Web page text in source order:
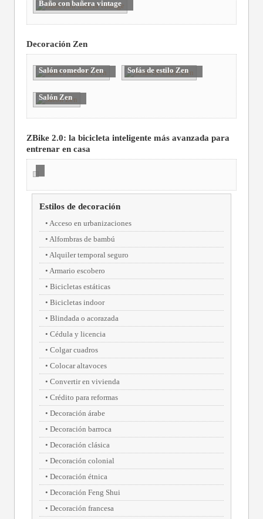
Baño con bañera vintage
Decoración Zen
Salón comedor Zen Sofás de estilo Zen
Salón Zen
ZBike 2.0: la bicicleta inteligente más avanzada para
entrenar en casa
Estilos de decoración
Acceso en urbanizaciones
Alfombras de bambú
Alquiler temporal seguro
Armario escobero
Bicicletas estáticas
Bicicletas indoor
Blindada o acorazada
Cédula y licencia
Colgar cuadros
Colocar altavoces
Convertir en vivienda
Crédito para reformas
Decoración árabe
Decoración barroca
Decoración clásica
Decoración colonial
Decoración étnica
Decoración Feng Shui
Decoración francesa